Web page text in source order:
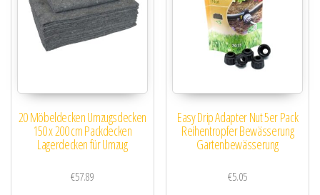
20 Möbeldecken Umzugsdecken
150 x 200 cm Packdecken
Lagerdecken für Umzug
€57.89
Easy Drip Adapter Nut 5er Pack
Reihentropfer Bewässerung
Gartenbewässerung
€5.05